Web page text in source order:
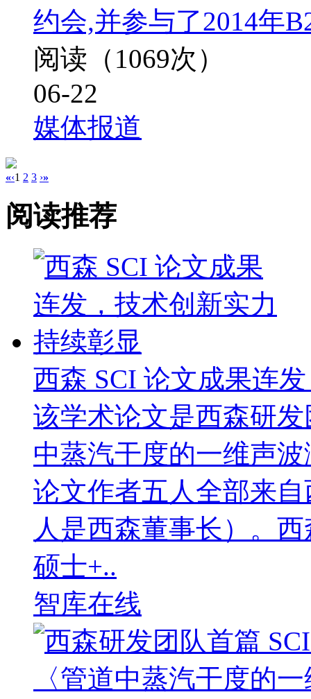
约会,并参与了2014年
阅读（1069次）
06-22
媒体报道
«‹1 2 3 ›»
阅读推荐
西森 SCI 论文成果连
该学术论文是西森研
中蒸汽干度的一维声
论文作者五人全部来
人是西森董事长）。
硕士+..
智库在线